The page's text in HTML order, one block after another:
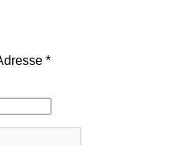
*Erforderlich